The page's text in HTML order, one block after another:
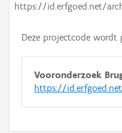
https://id.erfgoed.net/
Deze projectcode wordt
Vooronderzoek
https://